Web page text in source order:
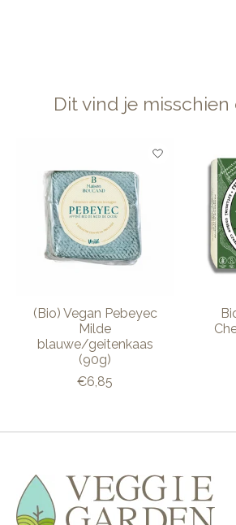
Dit vind je
Items van productcarrousel
(Bio) Vegan Pebeyec
Milde
blauwe/geitenkaas
(90g)
€6,85